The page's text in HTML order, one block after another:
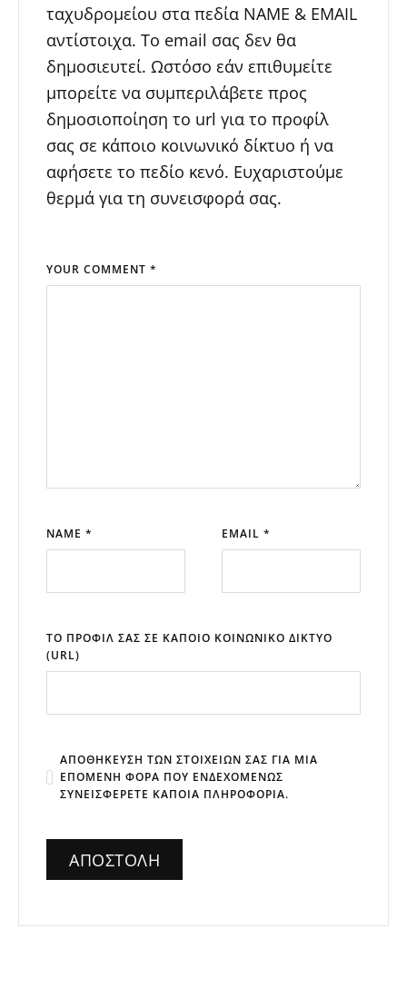
ταχυδρομείου στα πεδία NAME & EMAIL
αντίστοιχα. To email σας δεν θα
δημοσιευτεί. Ωστόσο εάν επιθυμείτε
μπορείτε να συμπεριλάβετε προς
δημοσιοποίηση το url για το προφίλ
σας σε κάποιο κοινωνικό δίκτυο ή να
αφήσετε το πεδίο κενό. Ευχαριστούμε
θερμά για τη συνεισφορά σας.
YOUR COMMENT *
NAME * EMAIL *
ΤΟ ΠΡΟΦΊΛ ΣΑΣ ΣΕ ΚΆΠΟΙΟ ΚΟΙΝΩΝΙΚΌ ΔΊΚΤΥΟ
(URL)
ΑΠΟΘΉΚΕΥΣΗ ΤΩΝ ΣΤΟΙΧΕΊΩΝ ΣΑΣ ΓΙΑ ΜΙΑ
ΕΠΌΜΕΝΗ ΦΟΡΆ ΠΟΥ ΕΝΔΕΧΟΜΈΝΩΣ
ΣΥΝΕΙΣΦΈΡΕΤΕ ΚΆΠΟΙΑ ΠΛΗΡΟΦΟΡΊΑ.